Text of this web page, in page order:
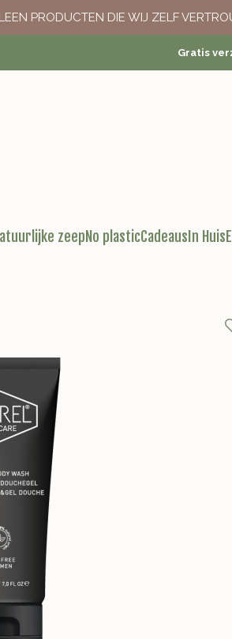
PRODUCTEN DIE WIJ ZELF
Gratis
zeepNo plasticCadeaus In Huis